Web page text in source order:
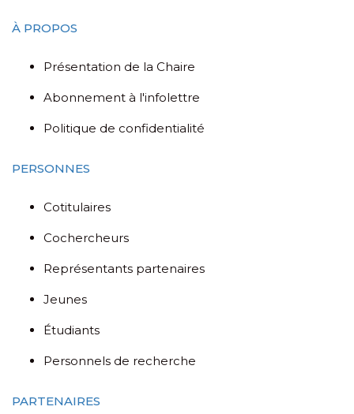
À PROPOS
Présentation de la Chaire
Abonnement à l'infolettre
Politique de confidentialité
PERSONNES
Cotitulaires
Cochercheurs
Représentants partenaires
Jeunes
Étudiants
Personnels de recherche
PARTENAIRES